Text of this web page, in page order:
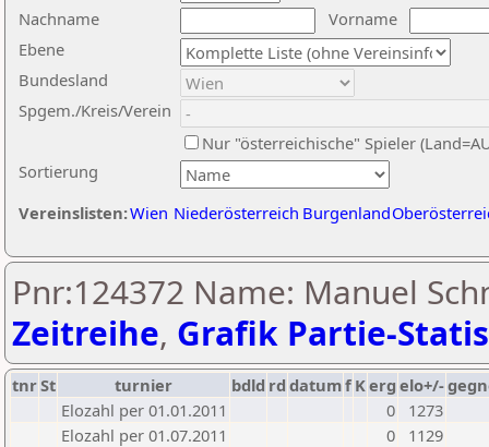
Nachname
Vorname
Ebene
Sortierung
Bundesland
Spgem./Kreis/Verein
Nur "österreichische" Spieler
Vereinslisten:Wien Niederösterreich Burgenland
Pnr:124372 Name: Manuel
Zeitreihe, Grafik Partie-
tnrSt turnier bdld rd datumf Kerg elo+/-
Elozahl per 01.01.2011
0
1273
Elozahl per 01.07.2011
0
1129